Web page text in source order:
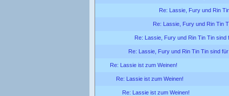
Re: Lassie, Fury und Rin
Re: Lassie, Fury und Rin Tin
Re: Lassie, Fury und Rin Tin Tin sind
Re: Lassie, Fury und Rin Tin Tin sind
Re: Lassie ist zum Weinen!
Re: Lassie ist zum Weinen!
Re: Lassie ist zum Weinen!